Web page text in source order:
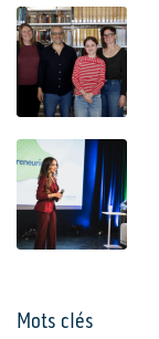
Mots clés